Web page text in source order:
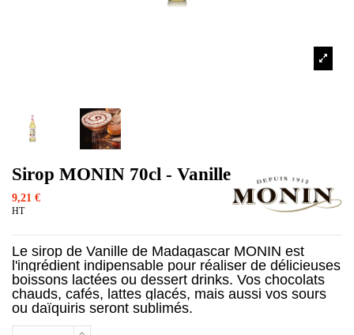
Sirop MONIN 70cl - Vanille
9,21 €
HT
Le sirop de Vanille de Madagascar MONIN est
l'ingrédient indipensable pour réaliser de délicieuses
boissons lactées ou dessert drinks. Vos chocolats
chauds, cafés, lattes glacés, mais aussi vos sours
ou daïquiris seront sublimés.